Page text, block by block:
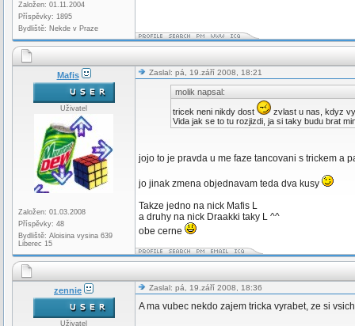
Založen: 01.11.2004
Příspěvky: 1895
Bydliště: Nekde v Praze
Mafis
Uživatel
Založen: 01.03.2008
Příspěvky: 48
Bydliště: Aloisina vysina 639
Liberec 15
Zaslal: pá, 19.září 2008, 18:21
molik napsal:
tricek neni nikdy dost
zvlast u nas, kdyz
Vida jak se to tu rozjizdi, ja si taky budu brat
jojo to je pravda u me faze tancovani s trickem a
jo jinak zmena objednavam teda dva kusy
Takze jedno na nick Mafis L
a druhy na nick Draakki taky L ^^
obe cerne
zennie
Uživatel
Zaslal: pá, 19.září 2008, 18:36
A ma vubec nekdo zajem tricka vyrabet, ze si